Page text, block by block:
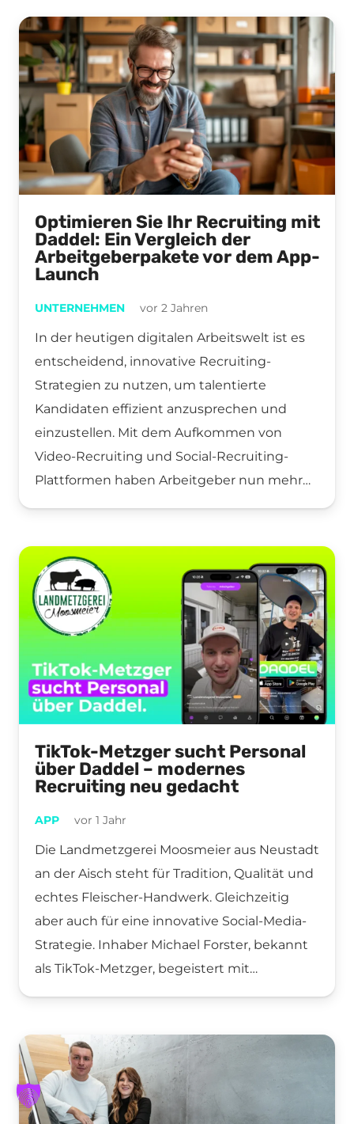
Optimieren Sie Ihr Recruiting mit
Daddel: Ein Vergleich der
Arbeitgeberpakete vor dem App-
Launch
UNTERNEHMEN vor 2 Jahren
In der heutigen digitalen Arbeitswelt ist es
entscheidend, innovative Recruiting-
Strategien zu nutzen, um talentierte
Kandidaten effizient anzusprechen und
einzustellen. Mit dem Aufkommen von
Video-Recruiting und Social-Recruiting-
Plattformen haben Arbeitgeber nun mehr…
TikTok-Metzger sucht Personal
über Daddel – modernes
Recruiting neu gedacht
APP vor 1 Jahr
Die Landmetzgerei Moosmeier aus Neustadt
an der Aisch steht für Tradition, Qualität und
echtes Fleischer-Handwerk. Gleichzeitig
aber auch für eine innovative Social-Media-
Strategie. Inhaber Michael Forster, bekannt
als TikTok-Metzger, begeistert mit…